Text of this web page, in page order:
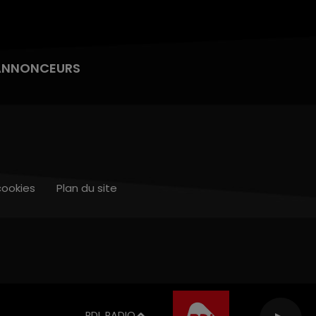
Plan du site